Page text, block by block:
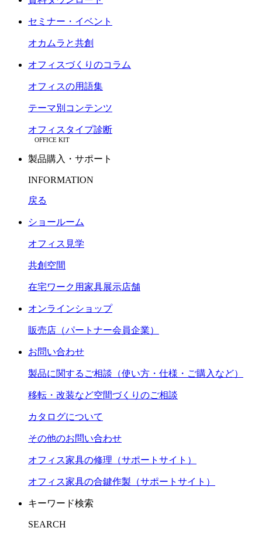
セミナー・イベント
オカムラと共創
オフィスづくりのコラム
オフィスの用語集
テーマ別コンテンツ
オフィスタイプ診断
OFFICE KIT
製品購入・サポート
INFORMATION
戻る
ショールーム
オフィス見学
共創空間
在宅ワーク用家具展示店舗
オンラインショップ
販売店（パートナー会員企業）
お問い合わせ
製品に関するご相談（使い方・仕様・ご購入など）
移転・改装など空間づくりのご相談
カタログについて
その他のお問い合わせ
オフィス家具の修理（サポートサイト）
オフィス家具の合鍵作製（サポートサイト）
キーワード検索
SEARCH